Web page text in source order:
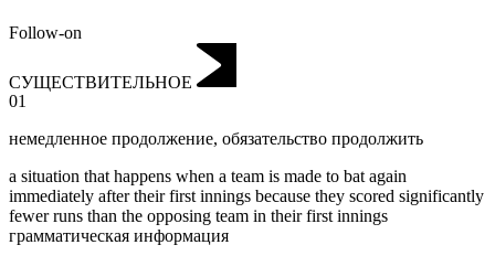
Follow-on
СУЩЕСТВИТЕЛЬНОЕ
01
немедленное продолжение, обязательство продолжить
a situation that happens when a team is made to bat again
immediately after their first innings because they scored significantly
fewer runs than the opposing team in their first innings
грамматическая информация